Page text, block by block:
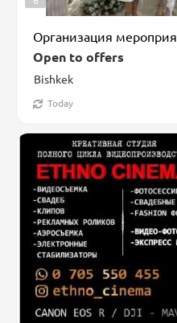
Bishkek
Open to offers
Today